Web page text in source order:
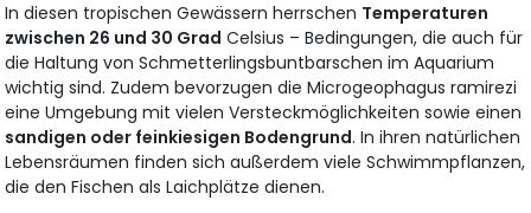
In diesen tropischen Gewässern herrschen Temperaturen
zwischen 26 und 30 Grad Celsius – Bedingungen, die auch für
die Haltung von Schmetterlingsbuntbarschen im Aquarium
wichtig sind. Zudem bevorzugen die Microgeophagus ramirezi
eine Umgebung mit vielen Versteckmöglichkeiten sowie einen
sandigen oder feinkiesigen Bodengrund. In ihren natürlichen
Lebensräumen finden sich außerdem viele Schwimmpflanzen,
die den Fischen als Laichplätze dienen.